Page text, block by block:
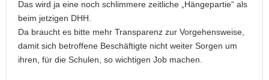
Das wird ja eine noch schlimmere zeitliche „Hängepartie“ als
beim jetzigen DHH.
Da braucht es bitte mehr Transparenz zur Vorgehensweise,
damit sich betroffene Beschäftigte nicht weiter Sorgen um
ihren, für die Schulen, so wichtigen Job machen.